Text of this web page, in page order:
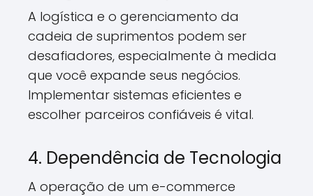
A logística e o gerenciamento da
cadeia de suprimentos podem ser
desafiadores, especialmente à medida
que você expande seus negócios.
Implementar sistemas eficientes e
escolher parceiros confiáveis é vital.
4. Dependência de Tecnologia
A operação de um e-commerce